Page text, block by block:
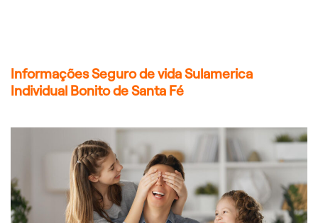
Informações Seguro de vida Sulamerica
Individual Bonito de Santa Fé